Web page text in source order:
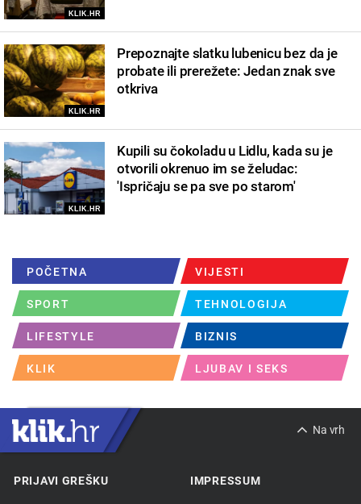
KLIK.HR
KLIK.HR
Prepoznajte slatku lubenicu bez da je
probate ili prerežete: Jedan znak sve
otkriva
KLIK.HR
Kupili su čokoladu u Lidlu, kada su je
otvorili okrenuo im se želudac:
'Ispričaju se pa sve po starom'
POČETNA VIJESTI
SPORT TEHNOLOGIJA
LIFESTYLE BIZNIS
KLIK LJUBAV I SEKS
Na vrh
PRIJAVI GREŠKU IMPRESSUM